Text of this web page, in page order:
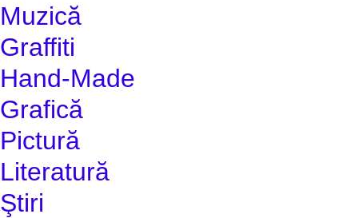
Muzică
Graffiti
Hand-Made
Grafică
Pictură
Literatură
Ştiri